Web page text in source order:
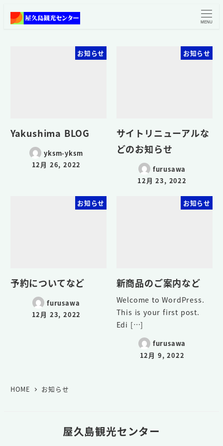
MENU
お知らせ
Yakushima BLOG
yksm-yksm
12月 26, 2022
お知らせ
サイトリニューアルな
どのお知らせ
furusawa
12月 23, 2022
お知らせ
予約についてなど
furusawa
12月 23, 2022
お知らせ
新商品のご案内など
Welcome to WordPress.
This is your first post.
Edi […]
furusawa
12月 9, 2022
HOME お知らせ
屋久島観光センター